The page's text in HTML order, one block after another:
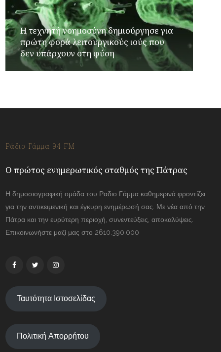
Η τεχνητή νοημοσύνη δημιούργησε για
πρώτη φορά λειτουργικούς ιούς που
δεν υπάρχουν στη φύση
Ράδιο Γάμμα 94 FM
Ο πρώτος ενημερωτικός σταθμός της Πάτρας
Η δημοσιογραφική ομάδα του Ραδιο Γάμμα καθημερινά φροντίζει
για την αντικειμενική και έγκυρη ενημέρωσή σας. Με νέα από την
Πάτρα και την ευρύτερη περιοχή, συνεντεύξεις, αποκαλύψεις.
Επικοινωνήστε μαζί μας στο 2610.390.000
Ταυτότητα Ιστοσελίδας
Πολιτική Απορρήτου